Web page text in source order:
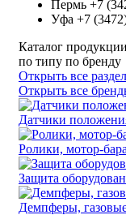
Пермь +7
Уфа +7
Каталог продукции
по типу по бренду
Открыть все
Открыть все
Датчики
Ролики, мотор-
Защита
Демпферы,